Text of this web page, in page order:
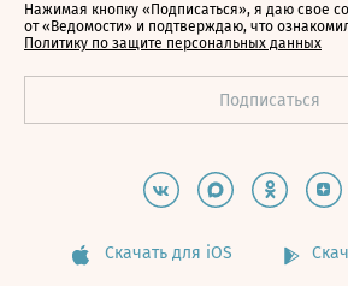
Нажимая кнопку «Подписаться», я даю свое
от «Ведомости» и подтверждаю, что
Политику по защите персональных данных
Скачать для iOS